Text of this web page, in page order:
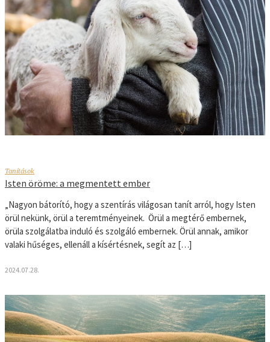
Tanítások
Isten öröme: a megmentett ember
„Nagyon bátorító, hogy a szentírás világosan tanít arról, hogy Isten
örül nekünk, örül a teremtményeinek. Örül a megtérő embernek,
örüla szolgálatba induló és szolgáló embernek. Örül annak, amikor
valaki hűséges, ellenáll a kísértésnek, segít az […]
2024.07.28.